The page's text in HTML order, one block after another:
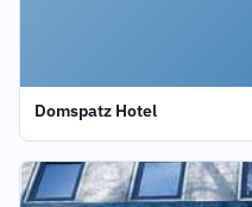
Domspatz Hotel